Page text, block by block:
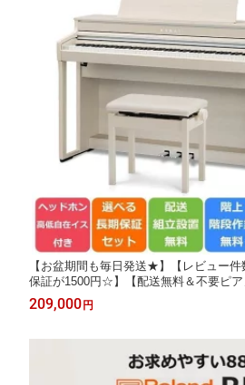
【お盆期間も毎日発送★】【レビュー
保証が1500円☆】【配送無料＆不要ピ
ワイ 電子ピアノ 88鍵盤 CA401【ホワイ
ク / モカウォルナット / ローズウッド】
209,000 円